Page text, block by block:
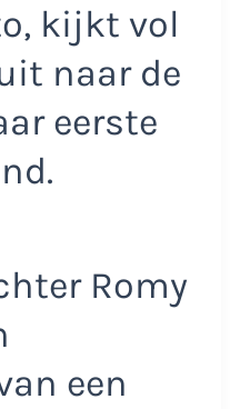
kijkt vol
naar de
eerste
Romy
een